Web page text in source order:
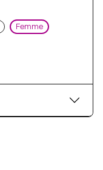
Femme